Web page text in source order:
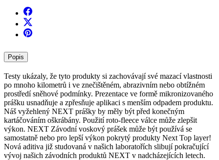
Popis
Testy ukázaly, že tyto produkty si zachovávají své mazací vlastnosti
po mnoho kilometrů i ve znečištěném, abrazivním nebo obtížném
prostředí sněhové podmínky. Prezentace ve formě mikronizovaného
prášku usnadňuje a zpřesňuje aplikaci s menším odpadem produktu.
Náš vyžehlený NEXT prášky by měly být před konečným
kartáčováním oškrábány. Použití roto-fleece válce může zlepšit
výkon. NEXT Závodní voskový prášek může být používá se
samostatně nebo pro lepší výkon pokrytý produkty Next Top layer!
Nová aditiva již studovaná v našich laboratořích slibují pokračující
vývoj našich závodních produktů NEXT v nadcházejících letech.